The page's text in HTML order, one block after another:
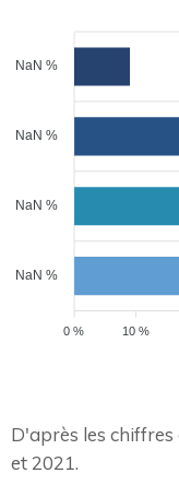
NaN %
NaN %
NaN %
NaN %
10 %
0 %
D'après les chiffres
et 2021.